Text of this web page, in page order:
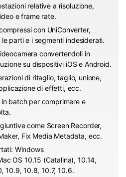
relative a risoluzione,
e frame rate.
con UniConverter,
parti e i segmenti indesiderati.
convertendoli in
su dispositivi iOS e Android.
di ritaglio, taglio, unione,
di effetti, ecc.
batch per comprimere e
come Screen Recorder,
Fix Media Metadata, ecc.
Windows
OS 10.15 (Catalina), 10.14,
10.9, 10.8, 10.7, 10.6.